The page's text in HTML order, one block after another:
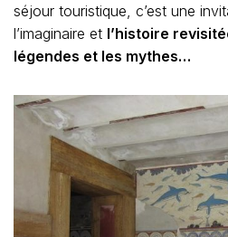
séjour touristique, c’est une
l’imaginaire et l’histoire
légendes et les mythes…